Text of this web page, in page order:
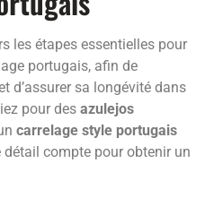
les étapes essentielles pour
portugais, afin de
d’assurer sa longévité dans
pour des azulejos
carrelage style portugais
compte pour obtenir un